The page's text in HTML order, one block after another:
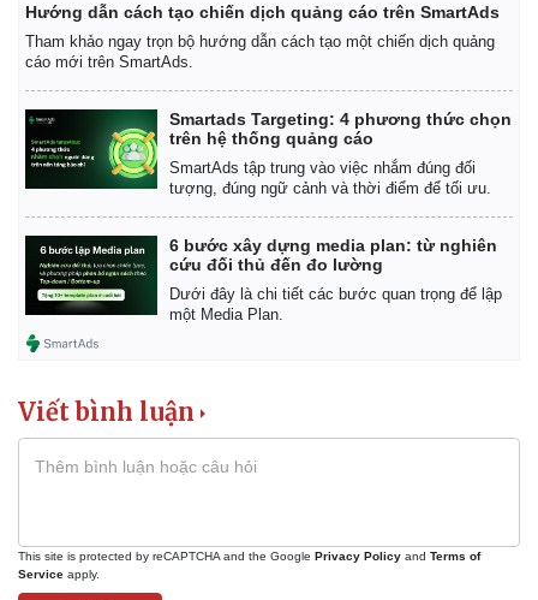
Hướng dẫn cách tạo chiến dịch quảng cáo trên SmartAds
Tham khảo ngay trọn bộ hướng dẫn cách tạo một chiến dịch quảng
cáo mới trên SmartAds.
Smartads Targeting: 4 phương thức chọn
trên hệ thống quảng cáo
SmartAds tập trung vào việc nhắm đúng đối
tượng, đúng ngữ cảnh và thời điểm để tối ưu.
6 bước xây dựng media plan: từ nghiên
cứu đối thủ đến đo lường
Dưới đây là chi tiết các bước quan trọng để lập
một Media Plan.
Viết bình luận
This site is protected by reCAPTCHA and the Google Privacy Policy and Terms of
Service apply.